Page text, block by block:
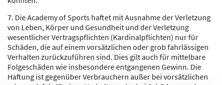
7. Die Academy of Sports haftet mit Ausnahme der Verletzung
von Leben, Körper und Gesundheit und der Verletzung
wesentlicher Vertragspflichten (Kardinalpflichten) nur für
Schäden, die auf einem vorsätzlichen oder grob fahrlässigen
Verhalten zurückzuführen sind. Dies gilt auch für mittelbare
Folgeschäden wie insbesondere entgangenen Gewinn. Die
Haftung ist gegenüber Verbrauchern außer bei vorsätzlichen